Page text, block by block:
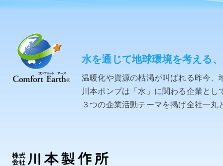
水を通じて地球環境を考える
温暖化や資源の枯渇が叫ばれる昨今
川本ポンプは「水」に関わる企業と
３つの企業活動テーマを掲げ全社一